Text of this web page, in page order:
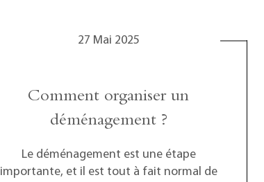
27 Mai 2025
Comment organiser un
déménagement ?
Le déménagement est une étape
importante, et il est tout à fait normal de